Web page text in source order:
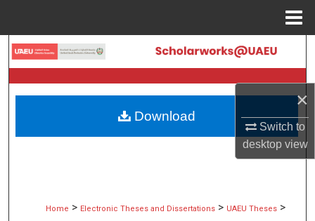
×
Switch to
desktopview
Search
Browse Collections
My Account
Home > Electronic Theses and Dissertations > UAEU Theses >
Download